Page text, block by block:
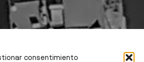
consentimiento